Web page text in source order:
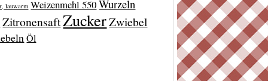
lauwarm Weizenmehl 550Wurzeln
ZitronensaftZuckerZwiebel
Öl